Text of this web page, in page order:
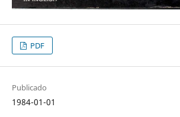
PDF
Publicado
1984-01-01